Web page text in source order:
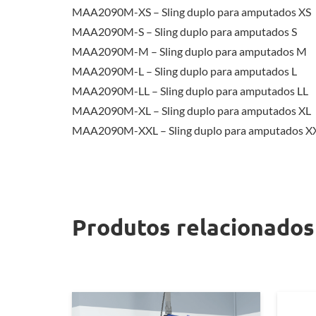
MAA2090M-XS – Sling duplo para amputados XS
MAA2090M-S – Sling duplo para amputados S
MAA2090M-M – Sling duplo para amputados M
MAA2090M-L – Sling duplo para amputados L
MAA2090M-LL – Sling duplo para amputados LL
MAA2090M-XL – Sling duplo para amputados XL
MAA2090M-XXL – Sling duplo para amputados
Produtos relacionados